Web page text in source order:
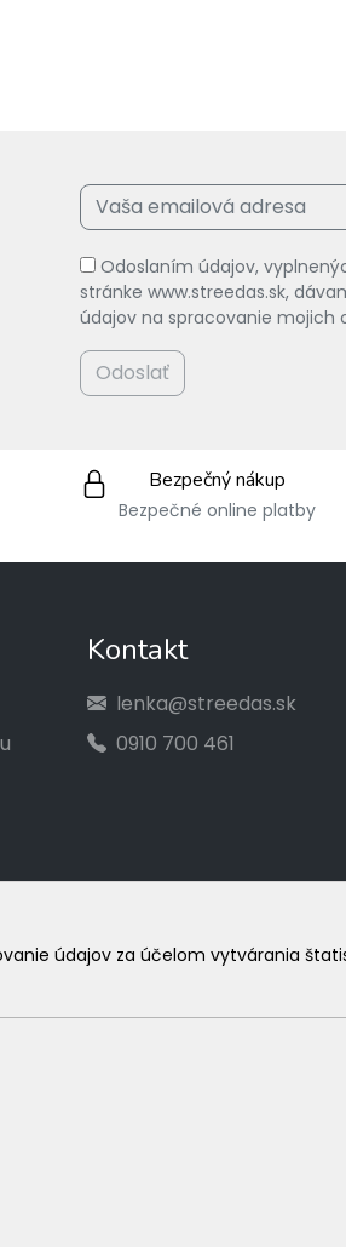
Odoslaním údajov,
stránke www.streedas.sk,
údajov na spracovanie mojich
Odoslať
Bezpečný nákup
Bezpečné online platby
údajov za účelom vytvárania
Kontakt
lenka@streedas.sk
0910 700 461